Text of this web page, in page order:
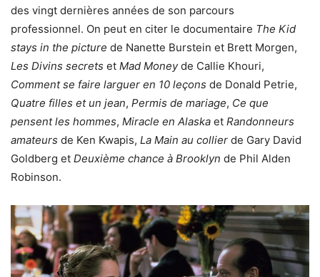
des vingt dernières années de son parcours
professionnel. On peut en citer le documentaire The Kid
stays in the picture de Nanette Burstein et Brett Morgen,
Les Divins secrets et Mad Moneyde Callie Khouri,
Comment se faire larguer en 10 leçons de Donald Petrie,
Quatre filles et un jean, Permis de mariage, Ce que
pensent les hommes, Miracle en Alaska et Randonneurs
amateurs de Ken Kwapis, La Main au collier de Gary David
Goldberg et Deuxième chance à Brooklyn de Phil Alden
Robinson.